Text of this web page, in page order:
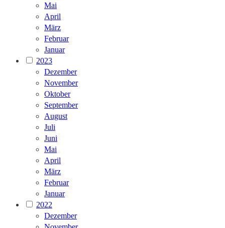
Mai
April
März
Februar
Januar
2023
Dezember
November
Oktober
September
August
Juli
Juni
Mai
April
März
Februar
Januar
2022
Dezember